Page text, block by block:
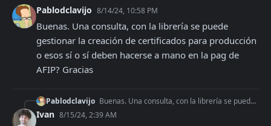
Pablodclavijo 8/14/24, 10:58 PM
Buenas. Una consulta, con la librería se puede
gestionar la creación de certificados para producción
o esos sí o sí deben hacerse a mano en la pag de
AFIP? Gracias
Pablodclavijo Buenas. Una consulta, con la librería se puede gestionar la creación de certificados para producción o esos sí o sí deben hacerse a mano en la pag de AFIP? Grac
Ivan 8/15/24, 2:39 AM